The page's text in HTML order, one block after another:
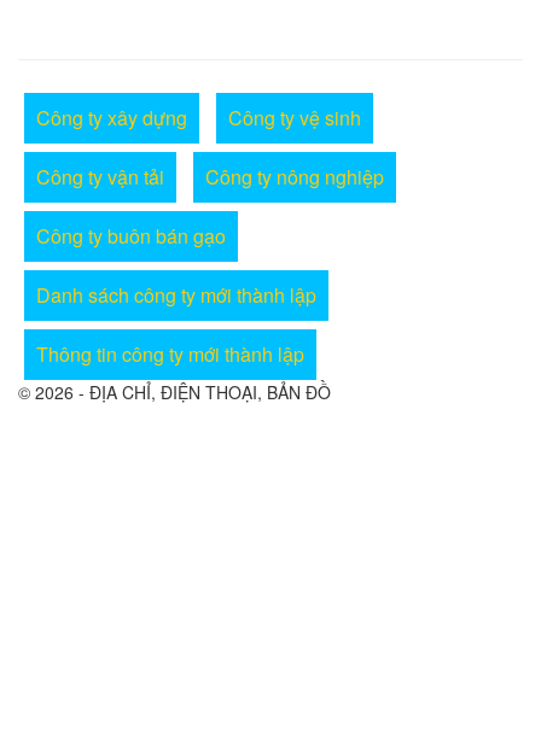
Công ty xây dựng Công ty vệ sinh
Công ty vận tải Công ty nông nghiệp
Công ty buôn bán gạo
Danh sách công ty mới thành lập
Thông tin công ty mới thành lập
© 2026 - ĐỊA CHỈ, ĐIỆN THOẠI, BẢN ĐỒ